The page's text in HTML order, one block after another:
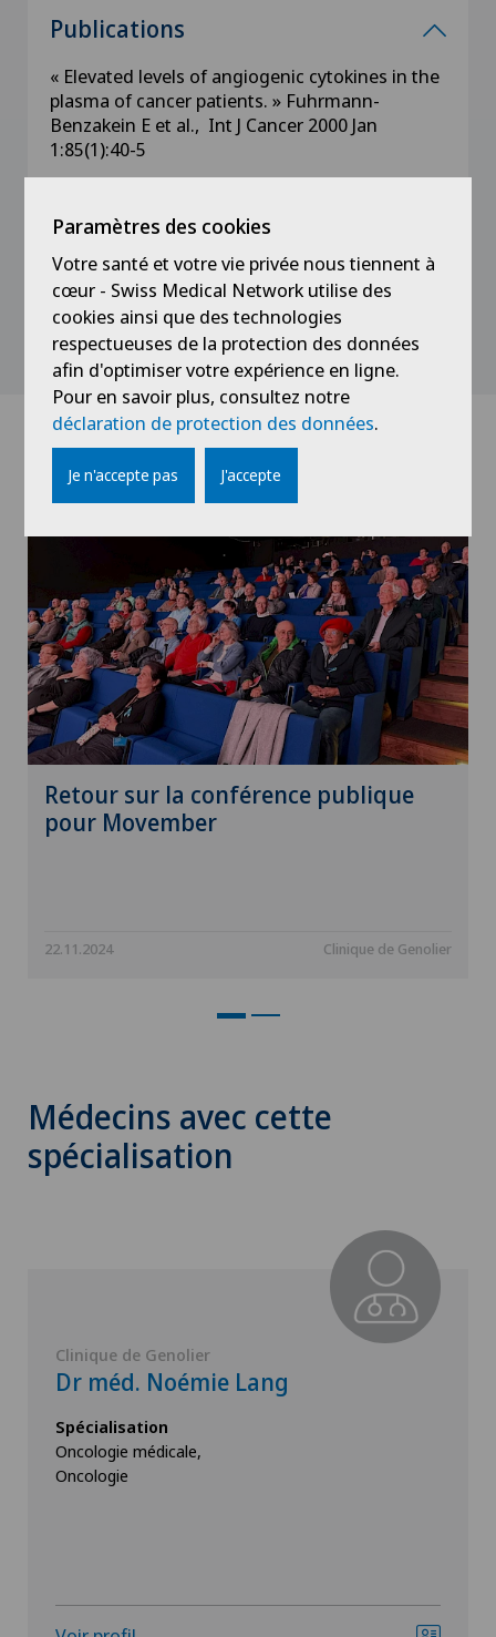
Publications
« Elevated levels of angiogenic cytokines in the
plasma of cancer patients. » Fuhrmann-
Benzakein E et al., Int J Cancer 2000 Jan
1:85(1):40-5
expression using a single transgene. »
1 :28 (23) :E99
Actualités
Retour sur la conférence publique
pour Movember
22.11.2024 Clinique de Genolier
Médecins avec cette
spécialisation
Clinique de Genolier
Dr méd. Noémie Lang
Spécialisation
Oncologie médicale,
Oncologie
Paramètres des cookies
Votre santé et votre vie privée nous tiennent à
cœur - Swiss Medical Network utilise des
cookies ainsi que des technologies
respectueuses de la protection des données
afin d'optimiser votre expérience en ligne.
Pour en savoir plus, consultez notre
déclaration de protection des données.
Je n'accepte pas J'accepte